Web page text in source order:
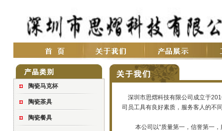
陶瓷马克杯
陶瓷茶具
陶瓷餐具
深圳市思熠科技有限公司成立于
司员工具有良好素质，服务客人的不
本公司以“质量第一，信誉第一，